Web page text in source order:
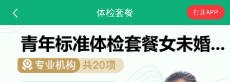
体检套餐 打开APP